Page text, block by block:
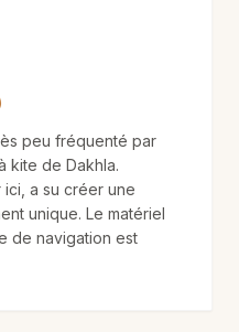
peu fréquenté par
kite de Dakhla.
a su créer une
unique. Le matériel
de navigation est